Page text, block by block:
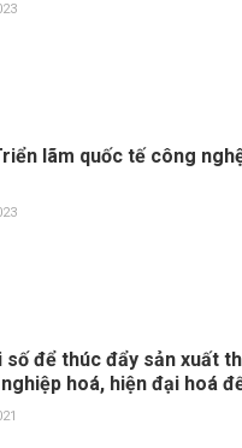
lãm quốc tế công
số để thúc đẩy sản xuất
hoá, hiện đại hoá